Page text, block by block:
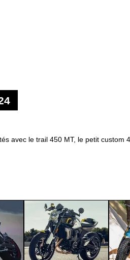
le trail 450 MT, le petit custom